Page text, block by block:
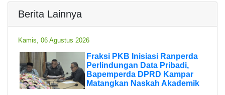
Berita Lainnya
Kamis, 06 Agustus 2026
Fraksi PKB Inisiasi Ranperda
Perlindungan Data Pribadi,
Bapemperda DPRD Kampar
Matangkan Naskah Akademik